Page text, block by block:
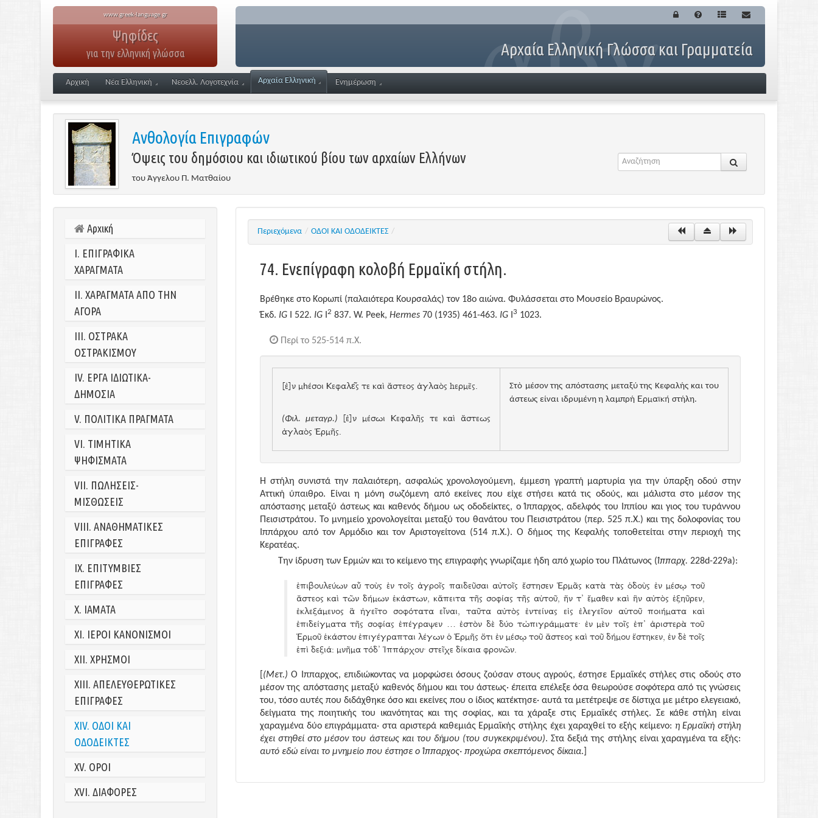
www.greek-language.gr
Ψηφίδες
για την ελληνική γλώσσα Αρχαία Ελληνική Γλώσσα και Γραμματεία
Αρχική Νέα Ελληνική Νεοελλ. Λογοτεχνία Αρχαία Ελληνική Ενημέρωση
Ανθολογία Επιγραφών
Όψεις του δημόσιου και ιδιωτικού βίου των αρχαίων Ελλήνων
του Άγγελου Π. Ματθαίου
Αρχική
I. ΕΠΙΓΡΑΦΙΚΑ
ΧΑΡΑΓΜΑΤΑ
II. ΧΑΡΑΓΜΑΤΑ ΑΠΟ ΤΗΝ
ΑΓΟΡΑ
III. ΟΣΤΡΑΚΑ
ΟΣΤΡΑΚΙΣΜΟΥ
IV. ΕΡΓΑ ΙΔΙΩΤΙΚΑ-
ΔΗΜΟΣΙΑ
V. ΠΟΛΙΤΙΚΑ ΠΡΑΓΜΑΤΑ
VI. TΙΜΗΤΙΚΑ
ΨΗΦΙΣΜΑΤΑ
VII. ΠΩΛΗΣΕΙΣ-
ΜΙΣΘΩΣΕΙΣ
VIII. ΑΝΑΘΗΜΑΤΙΚΕΣ
ΕΠΙΓΡΑΦΕΣ
IX. ΕΠΙΤΥΜΒΙΕΣ
ΕΠΙΓΡΑΦΕΣ
X. ΙΑΜΑΤΑ
XI. ΙΕΡΟΙ ΚΑΝΟΝΙΣΜΟΙ
XII. ΧΡΗΣΜΟΙ
XIII. ΑΠΕΛΕΥΘΕΡΩΤΙΚΕΣ
ΕΠΙΓΡΑΦΕΣ
XIV. ΟΔΟΙ ΚΑΙ
ΟΔΟΔΕΙΚΤΕΣ
XV. OΡΟΙ
XVI. ΔΙΑΦΟΡΕΣ
Περιεχόμενα / ΟΔΟΙ ΚΑΙ ΟΔΟΔΕΙΚΤΕΣ /
74. Ενεπίγραφη κολοβή Ερμαϊκή στήλη.
Βρέθηκε στο Κορωπί (παλαιότερα Κουρσαλάς) τον 18ο αιώνα. Φυλάσσεται στο Μουσείο Βραυρώνος.
Έκδ. IG I 522. IG 2 837. W. Peek, Hermes 70 (1935) 461-463. IG 3 1023.
Περί το 525-514 π.Χ.
[ἐ]ν μhέσοι Κεφαλε͂ς τε καὶ ἄστεος ἀγλαὸς hερμε͂ς.
(Φιλ. μεταγρ.) [ἐ]ν μέσωι Κεφαλῆς τε καὶ ἄστεως
ἀγλαὸς Ἑρμῆς.
Στὸ μέσον της απόστασης μεταξύ της Κεφαλής και του
άστεως είναι ιδρυμένη η λαμπρή Ερμαϊκή στήλη.
Η στήλη συνιστά την παλαιότερη, ασφαλώς χρονολογούμενη, έμμεση γραπτή μαρτυρία για την ύπαρξη οδού στην
Αττική ύπαιθρο. Είναι η μόνη σωζόμενη από εκείνες που είχε στήσει κατά τις οδούς, και μάλιστα στο μέσον της
απόστασης μεταξύ άστεως και καθενός δήμου ως οδοδείκτες, ο Ίππαρχος, αδελφός του Ιππίου και γιος του τυράννου
Πεισιστράτου. Το μνημείο χρονολογείται μεταξύ του θανάτου του Πεισιστράτου (περ. 525 π.Χ.) και της δολοφονίας του
Ιππάρχου από τον Αρμόδιο και τον Αριστογείτονα (514 π.Χ.). Ο δήμος της Κεφαλής τοποθετείται στην περιοχή της
Κερατέας.
Την ίδρυση των Ερμών και το κείμενο της επιγραφής γνωρίζαμε ήδη από χωρίο του Πλάτωνος (Ίππαρχ. 228d-229a):
ἐπιβουλεύων αὖ τοὺς ἐν τοῖς ἀγροῖς παιδεῦσαι αὐτοῖς ἔστησεν Ἑρμᾶς κατὰ τὰς ὁδοὺς ἐν μέσῳ τοῦ
ἄστεος καὶ τῶν δήμων ἑκάστων, κἄπειτα τῆς σοφίας τῆς αὑτοῦ, ἥν τ᾿ ἔμαθεν καὶ ἣν αὐτὸς ἐξηῦρεν,
ἐκλεξάμενος ἃ ἡγεῖτο σοφότατα εἶναι, ταῦτα αὐτὸς ἐντείνας εἰς ἐλεγεῖον αὑτοῦ ποιήματα καὶ
ἐπιδείγματα τῆς σοφίας ἐπέγραψεν … ἐστὸν δὲ δύο τὠπιγράμματε· ἐν μὲν τοῖς ἐπ᾿ ἀριστερὰ τοῦ
Ἑρμοῦ ἑκάστου ἐπιγέγραπται λέγων ὁ Ἑρμῆς ὅτι ἐν μέσῳ τοῦ ἄστεος καὶ τοῦ δήμου ἕστηκεν, ἐν δὲ τοῖς
ἐπὶ δεξιά: μνῆμα τόδ᾿ Ἱππάρχου· στεῖχε δίκαια φρονῶν.
(Μετ.) Ο Ίππαρχος, επιδιώκοντας να μορφώσει όσους ζούσαν στους αγρούς, έστησε Ερμαϊκές στήλες στις οδούς στο
μέσον της απόστασης μεταξύ καθενός δήμου και του άστεως· έπειτα επέλεξε όσα θεωρούσε σοφότερα από τις γνώσεις
του, τόσο αυτές που διδάχθηκε όσο και εκείνες που ο ίδιος κατέκτησε· αυτά τα μετέτρεψε σε δίστιχα με μέτρο ελεγειακό,
δείγματα της ποιητικής του ικανότητας και της σοφίας, και τα χάραξε στις Ερμαϊκές στήλες. Σε κάθε στήλη είναι
χαραγμένα δύο επιγράμματα· στα αριστερά καθεμιάς Ερμαϊκής στήλης έχει χαραχθεί το εξής κείμενο: η Ερμαϊκή στήλη
έχει στηθεί στο μέσον του άστεως και του δήμου (του συγκεκριμένου). Στα δεξιά της στήλης είναι χαραγμένα τα εξής:
αυτό εδώ είναι το μνημείο που έστησε ο Ίππαρχος· προχώρα σκεπτόμενος δίκαια.]